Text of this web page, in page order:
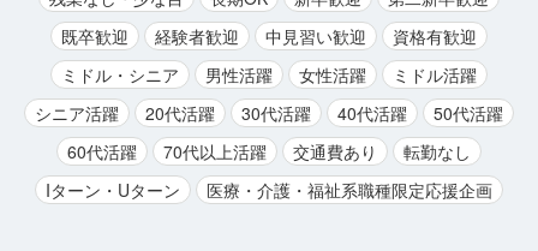
既卒歓迎
経験者歓迎 中見習い歓迎
資格有歓迎
ミドル・シニア
男性活躍 女性活躍
ミドル活躍
シニア活躍
20代活躍 30代活躍 40代活躍
50代活躍
60代活躍
70代以上活躍 交通費あり
転勤なし
Iターン・Uターン
医療・介護・福祉系職種限定応援企画